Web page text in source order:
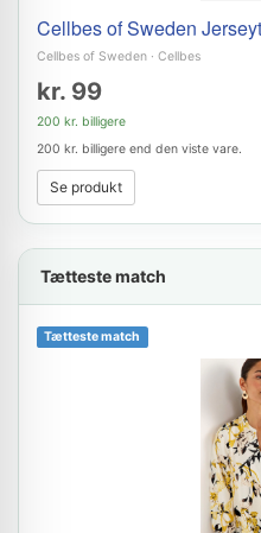
Cellbes of Sweden
Cellbes of Sweden · Cellbes
kr. 99
200 kr. billigere
200 kr. billigere end den viste vare.
Se produkt
Tætteste match
Tætteste match